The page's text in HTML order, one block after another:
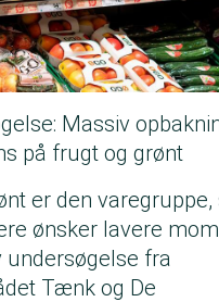
Massiv
på frugt og grønt
er den varegruppe,
ønsker lavere
undersøgelse fra
Tænk og De